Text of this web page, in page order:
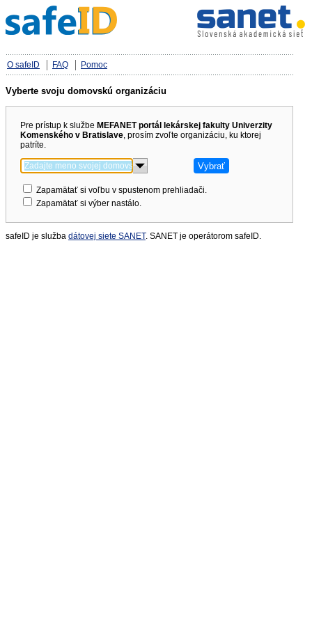
O safeID FAQ Pomoc
Vyberte svoju domovskú organizáciu
Pre prístup k službe MEFANET portál lekárskej fakulty Univerzity
Komenského v Bratislave, prosím zvoľte organizáciu, ku ktorej
patríte.
Zapamätať si voľbu v spustenom prehliadači.
Zapamätať si výber nastálo.
safeID je služba dátovej siete SANET. SANET je operátorom safeID.